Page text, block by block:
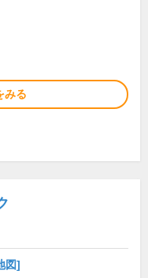
みる
図]